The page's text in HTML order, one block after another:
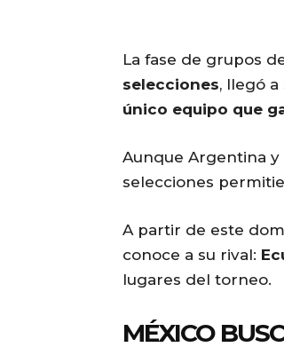
La fase de grupos
selecciones, llegó
único equipo que
Aunque Argentina
selecciones
A partir de este
conoce a su rival:
lugares del torneo.
MÉXICO